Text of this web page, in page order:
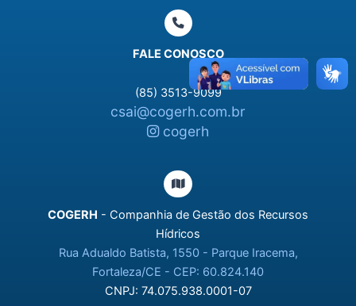
FALE CONOSCO
(85) 3513-9099
csai@cogerh.com.br
cogerh
COGERH - Companhia de Gestão dos Recursos
Hídricos
Rua Adualdo Batista, 1550 - Parque Iracema,
Fortaleza/CE - CEP: 60.824.140
CNPJ: 74.075.938.0001-07